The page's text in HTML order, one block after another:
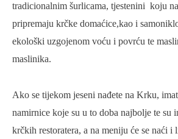
tradicionalnim šurlicama, tjestenini koju
pripremaju krčke domaćice,kao i
ekološki uzgojenom voću i povrću te
maslinika.
Ako se tijekom jeseni nađete na Krku,
namirnice koje su u to doba najbolje te su
krčkih restoratera, a na meniju će se naći i